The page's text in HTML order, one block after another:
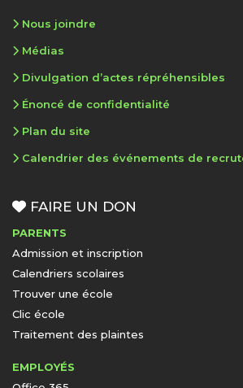
Nous joindre
Médias
Divulgation d’actes répréhensibles
Énoncé de confidentialité
Plan du site
Calendrier des événements de
FAIRE UN DON
PARENTS
Admission et inscription
Calendriers scolaires
Trouver une école
Clic école
Traitement des plaintes
EMPLOYÉS